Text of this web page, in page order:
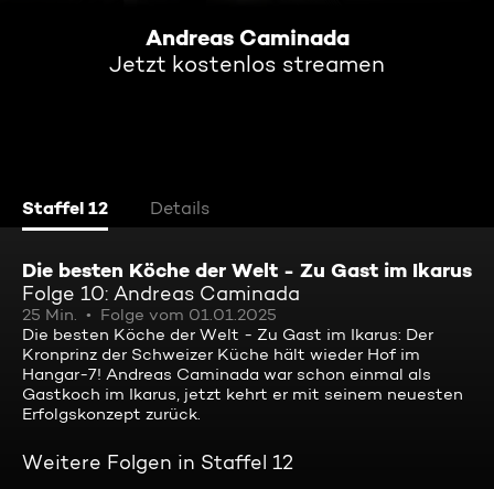
Andreas Caminada
Jetzt kostenlos streamen
Staffel 12 Details
Die besten Köche der Welt - Zu Gast im Ikarus
Folge 10: Andreas Caminada
25 Min.
Folge vom 01.01.2025
Die besten Köche der Welt - Zu Gast im Ikarus: Der
Kronprinz der Schweizer Küche hält wieder Hof im
Hangar-7! Andreas Caminada war schon einmal als
Gastkoch im Ikarus, jetzt kehrt er mit seinem neuesten
Erfolgskonzept zurück.
Weitere Folgen in Staffel 12